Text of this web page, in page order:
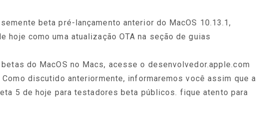
beta pré-lançamento anterior do MacOS 10.13.1,
hoje como uma atualização OTA na seção de guias
do MacOS no Macs, acesse o desenvolvedor.apple.com
Como discutido anteriormente, informaremos você assim que a
5 de hoje para testadores beta públicos. fique atento para